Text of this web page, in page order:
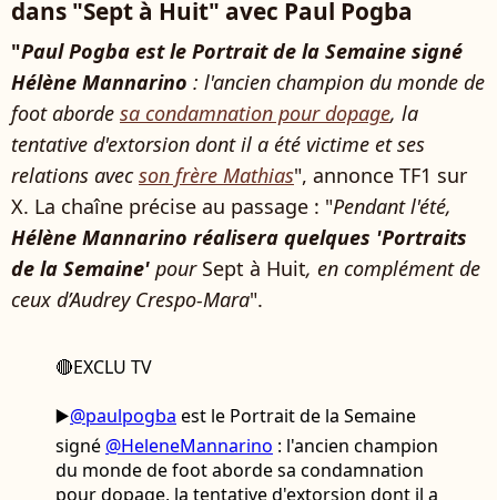
dans "Sept à Huit" avec Paul Pogba
"Paul Pogba est le Portrait de la Semaine signé
Hélène Mannarino : l'ancien champion du monde de
foot aborde sa condamnation pour dopage, la
tentative d'extorsion dont il a été victime et ses
relations avecson frère Mathias", annonce TF1 sur
X. La chaîne précise au passage : "Pendant l'été,
Hélène Mannarino réalisera quelques 'Portraits
de la Semaine' pour Sept à Huit, en complément de
ceux d’Audrey Crespo-Mara".
🔴EXCLU TV
▶️@paulpogba est le Portrait de la Semaine
signé @HeleneMannarino : l'ancien champion
du monde de foot aborde sa condamnation
pour dopage, la tentative d'extorsion dont il a